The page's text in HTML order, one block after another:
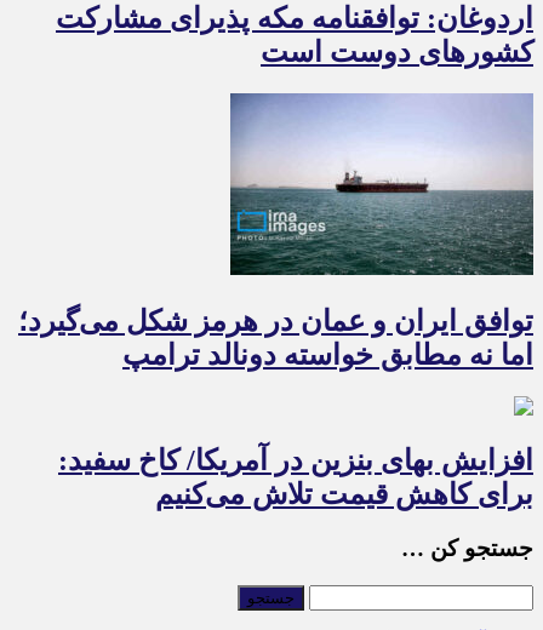
اردوغان: توافقنامه مکه پذیرای مشارکت
کشورهای دوست است
توافق ایران و عمان در هرمز شکل می‌گیرد؛
اما نه مطابق خواسته دونالد ترامپ
افزایش بهای بنزین در آمریکا/ کاخ سفید:
برای کاهش قیمت تلاش می‌کنیم
جستجو کن …